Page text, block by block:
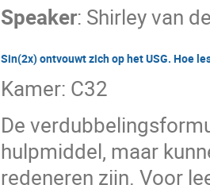
Speaker: Shirley van
Sin(2x) ontvouwt zich op het USG. Hoe
Kamer: C32
De
hulpmiddel, maar
redeneren zijn. Voor